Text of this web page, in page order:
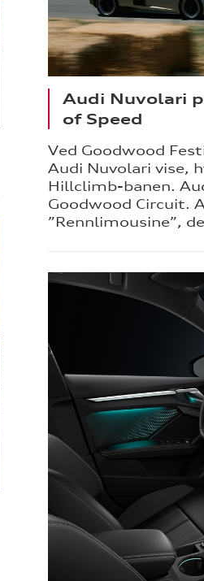
Audi Nuvolari
of Speed
Ved Goodwood
Audi Nuvolari vise,
Hillclimb-banen.
Goodwood Circuit.
”Rennlimousine”,